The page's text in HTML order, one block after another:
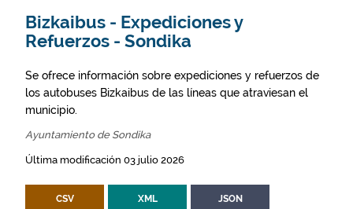
Bizkaibus - Expediciones y
Refuerzos - Sondika
Se ofrece información sobre expediciones y refuerzos de
los autobuses Bizkaibus de las líneas que atraviesan el
municipio.
Ayuntamiento de Sondika
Última modificación 03 julio 2026
CSV XML JSON